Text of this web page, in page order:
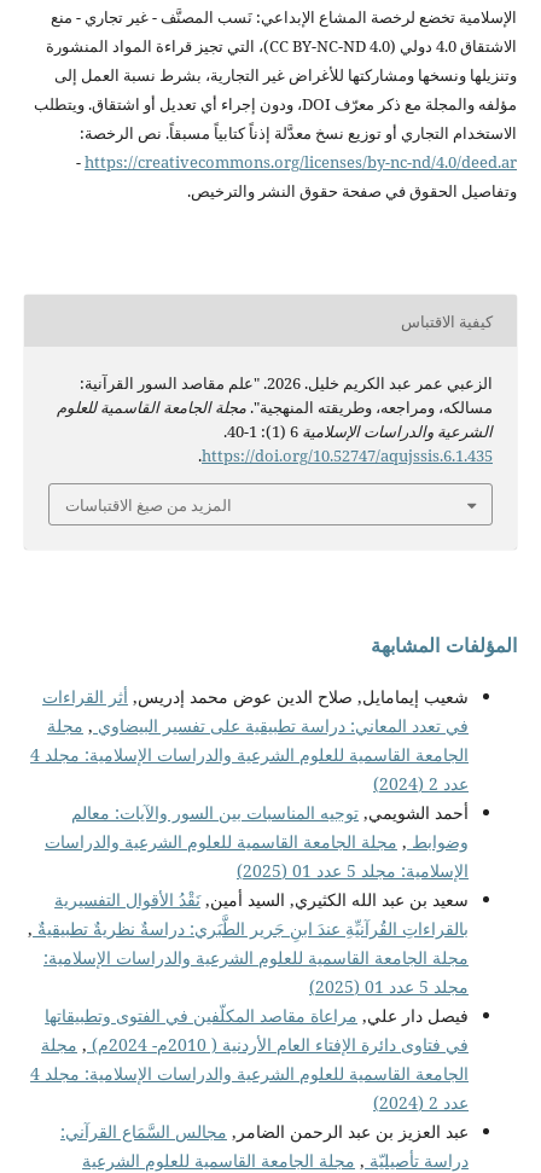
الإسلامية تخضع لرخصة المشاع الإبداعي: نَسب المصنَّف - غير تجاري - منع
الاشتقاق 4.0 دولي
(CC BY-NC-ND 4.0)، التي تجيز قراءة المواد المنشورة
وتنزيلها ونسخها ومشاركتها للأغراض غير التجارية، بشرط نسبة العمل إلى
مؤلفه والمجلة مع ذكر معرّف DOI، ودون إجراء أي تعديل أو اشتقاق. ويتطلب
الاستخدام التجاري أو توزيع نسخ معدَّلة إذناً كتابياً مسبقاً. نص الرخصة:
https://creativecommons.org/licenses/by-nc-nd/4.0/deed.ar
-
وتفاصيل الحقوق في صفحة حقوق النشر والترخيص.
كيفية الاقتباس
الزعبي عمر عبد الكريم خليل. 2026. "علم مقاصد السور القرآنية:
مسالكه، ومراجعه، وطريقته المنهجية". مجلة الجامعة القاسمية للعلوم
الشرعية والدراسات الإسلامية
https://doi.org/10.52747/aqujssis.6.1.435
.
المزيد من صيغ الاقتباسات
المؤلفات المشابهة
شعيب إيمامايل, صلاح الدين عوض محمد إدريس, أثر القراءات
في تعدد المعاني: دراسة تطبيقية على تفسير البيضاوي , مجلة
الجامعة القاسمية للعلوم الشرعية والدراسات الإسلامية: مجلد 4
عدد 2 (2024)
أحمد الشويمي, توجيه المناسبات بين السور والآيات: معالم
وضوابط , مجلة الجامعة القاسمية للعلوم الشرعية والدراسات
الإسلامية: مجلد 5 عدد 01 (2025)
سعيد بن عبد الله الكثيري, السيد أمين,نَقْدُ الأقوال التفسيرية
بالقراءاتِ القُرآنيِّةِ عندَ ابنِ جَرير الطَّبَري: دراسةٌ نظريةٌ تطبيقيةٌ ,
مجلة الجامعة القاسمية للعلوم الشرعية والدراسات الإسلامية:
مجلد 5 عدد 01 (2025)
فيصل دار علي, مراعاة مقاصد المكلّفين في الفتوى وتطبيقاتها
في فتاوى دائرة الإفتاء العام الأردنية ( 2010م- 2024م)
, مجلة
الجامعة القاسمية للعلوم الشرعية والدراسات الإسلامية: مجلد 4
عدد 2 (2024)
عبد العزيز بن عبد الرحمن الضامر, مجالس السَّمَاع القرآني:
دراسة تأصيليّة , مجلة الجامعة القاسمية للعلوم الشرعية